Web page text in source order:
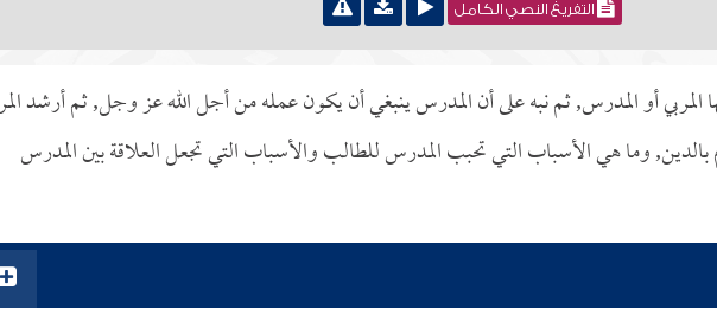
التفريغ النصي الكامل
المربي أو المدرس, ثم نبه على أن المدرس ينبغي أن يكون عمله من أجل الله عز وجل, ثم أرشد
بالدين, وما هي الأسباب التي تحبب المدرس للطالب والأسباب التي تجعل العلاقة بين المدرس